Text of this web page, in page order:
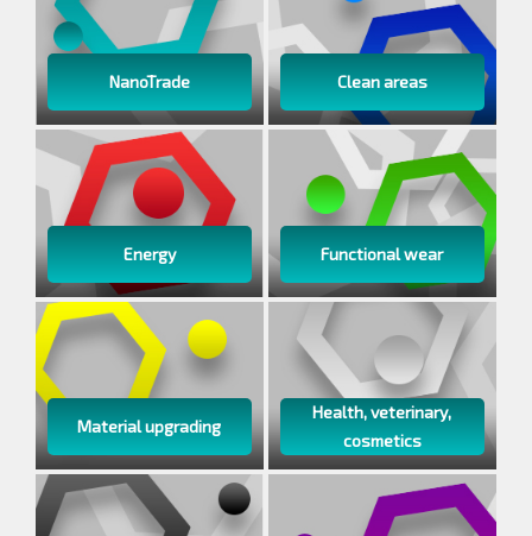
NanoTrade Clean areas
Energy Functional wear
Material upgrading
Health, veterinary,
cosmetics